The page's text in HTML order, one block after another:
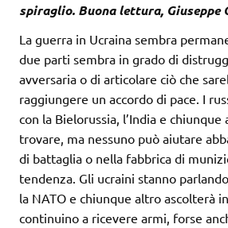
spiraglio. Buona lettura, Giuseppe
La guerra in Ucraina sembra
due parti sembra in grado di
avversaria o di articolare ciò che
raggiungere un accordo di pace. I
con la Bielorussia, l’India e chiunque
trovare, ma nessuno può aiutare
di battaglia o nella fabbrica di
tendenza. Gli ucraini stanno
la NATO e chiunque altro ascolterà
continuino a ricevere armi, forse